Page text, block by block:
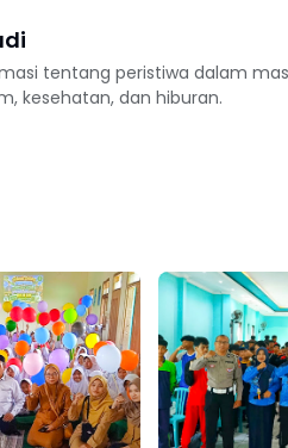
tentang peristiwa dalam
kesehatan, dan hiburan.